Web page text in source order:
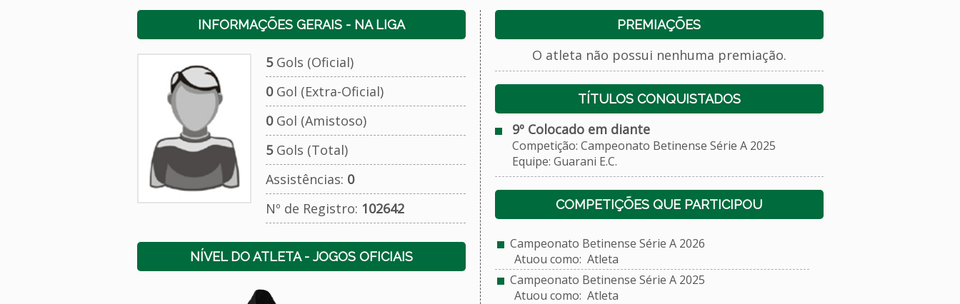
INFORMAÇÕES GERAIS - NA LIGA
5Gols (Oficial)
0Gol (Extra-Oficial)
0Gol (Amistoso)
5Gols (Total)
Assistências: 0
Nº de Registro: 102642
NÍVEL DO ATLETA - JOGOS OFICIAIS
PREMIAÇÕES
O atleta não possui nenhuma premiação.
TÍTULOS CONQUISTADOS
9º Colocado em diante
Competição: Campeonato Betinense Série A 2025
Equipe: Guarani E.C.
COMPETIÇÕES QUE PARTICIPOU
Campeonato Betinense Série A 2026
Atuou como: Atleta
Campeonato Betinense Série A 2025
Atuou como: Atleta